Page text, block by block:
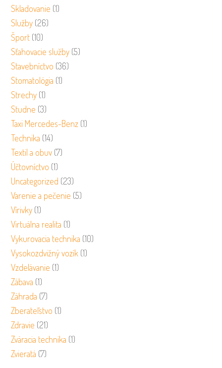
Skladovanie (1)
Služby (26)
Šport (10)
Sťahovacie služby (5)
Stavebníctvo (36)
Stomatológia (1)
Strechy (1)
Studne (3)
Taxi Mercedes-Benz (1)
Technika (14)
Textil a obuv (7)
Účtovníctvo (1)
Uncategorized (23)
Varenie a pečenie (5)
Vírivky (1)
Virtuálna realita (1)
Vykurovacia technika (10)
Vysokozdvižný vozík (1)
Vzdelávanie (1)
Zábava (1)
Záhrada (7)
Zberateľstvo (1)
Zdravie (21)
Zváracia technika (1)
Zvieratá (7)